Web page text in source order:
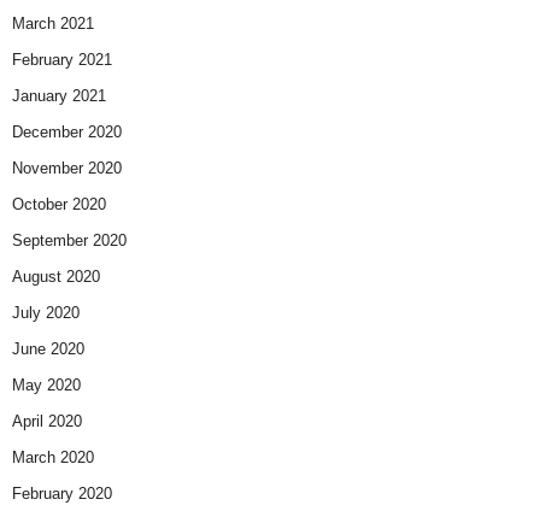
March 2021
February 2021
January 2021
December 2020
November 2020
October 2020
September 2020
August 2020
July 2020
June 2020
May 2020
April 2020
March 2020
February 2020